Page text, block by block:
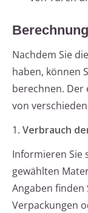
Nachdem Sie
haben, können
berechnen. Der
von
1. Verbrauch
Informieren Sie
gewählten
Angaben finden
Verpackungen